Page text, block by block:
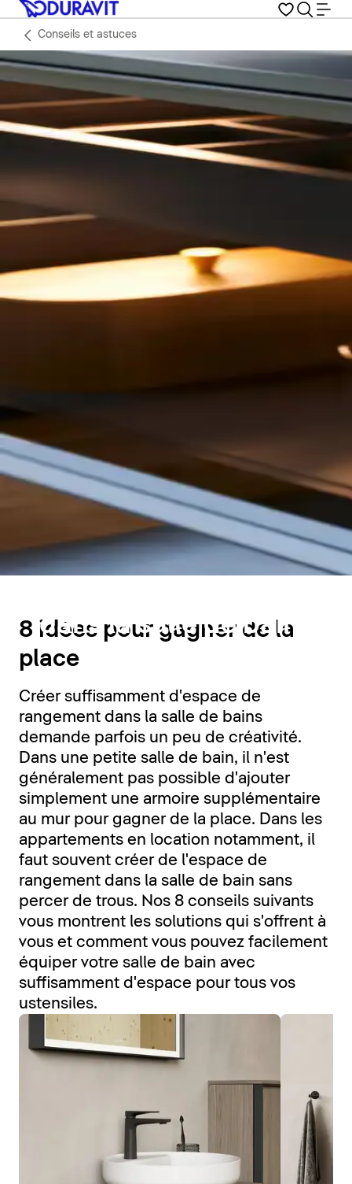
Conseils et astuces
dans la salle de bains
8 idées pour gagner de la
place
Créer suffisamment d'espace de
rangement dans la salle de bains
demande parfois un peu de créativité.
Dans une petite salle de bain, il n'est
généralement pas possible d'ajouter
simplement une armoire supplémentaire
au mur pour gagner de la place. Dans les
appartements en location notamment, il
faut souvent créer de l'espace de
rangement dans la salle de bain sans
percer de trous. Nos 8 conseils suivants
vous montrent les solutions qui s'offrent à
vous et comment vous pouvez facilement
équiper votre salle de bain avec
suffisamment d'espace pour tous vos
ustensiles.